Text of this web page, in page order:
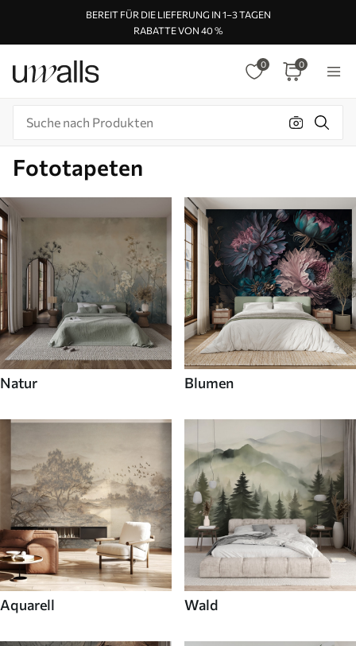
BEREIT FÜR DIE LIEFERUNG IN 1–3 TAGEN
RABATTE VON 40 %
0 0
Fototapeten
Natur Blumen
Aquarell Wald